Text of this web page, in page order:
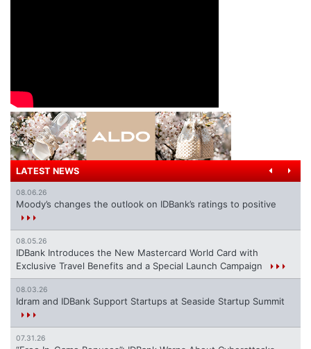
LATEST NEWS
08.06.26
Moody’s changes the outlook on IDBank’s ratings to positive
08.05.26
IDBank Introduces the New Mastercard World Card with
Exclusive Travel Benefits and a Special Launch Campaign
08.03.26
Idram and IDBank Support Startups at Seaside Startup Summit
07.31.26